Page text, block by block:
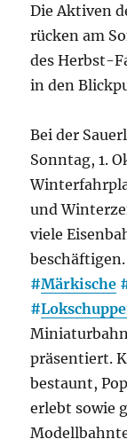
Die Aktiven
rücken am
des Herbst-
in den
Bei der
Sonntag, 1.
und
viele
#Märkische
#
präsentiert.
bestaunt,
erlebt sowie